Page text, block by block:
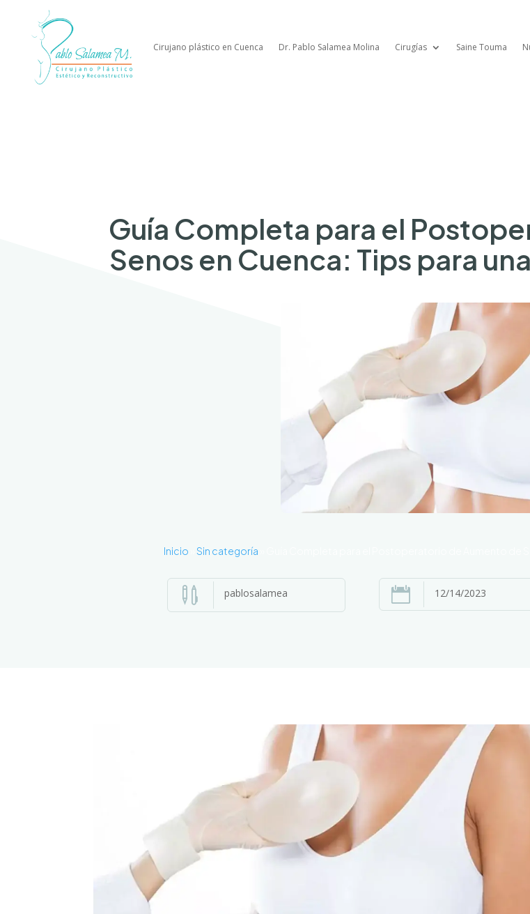
Cirujano plástico en Cuenca Dr. Pablo Salamea Molina Cirugías Saine Touma
Guía Completa para el
Senos en Cuenca: Tips para
Inicio Sin categoría
 pablosalamea  12/14/2023